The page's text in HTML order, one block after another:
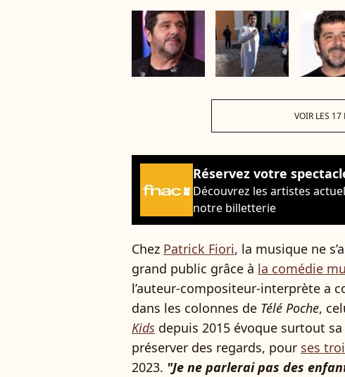
VOIR LES 17
Réservez votre
Découvrez les artistes
notre billetterie
Chez Patrick Fiori, la musique ne
grand public grâce à la comédie
l’auteur-compositeur-interprète a
dans les colonnes de Télé Poche,
Kids depuis 2015 évoque surtout
préserver des regards, pour ses
2023. "Je ne parlerai pas des